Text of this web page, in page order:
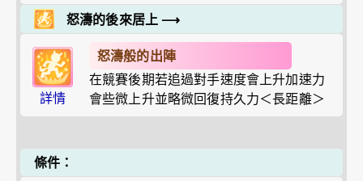
怒濤的後來居上 ⟶
詳情
怒濤般的出陣
在競賽後期若追過對手速度會上升加速力
會些微上升並略微回復持久力＜長距離＞
條件：